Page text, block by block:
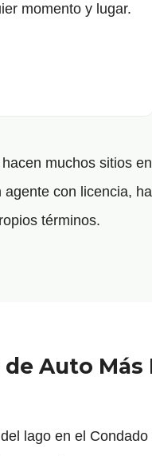
momento y lugar.
muchos sitios
con licencia,
términos.
Auto Más
lago en el